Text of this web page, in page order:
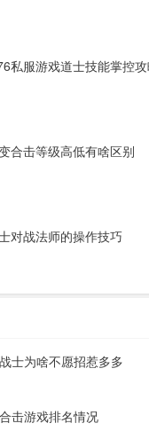
私服游戏道士技能掌控
合击等级高低有啥区别
对战法师的操作技巧
士为啥不愿招惹多多
击游戏排名情况